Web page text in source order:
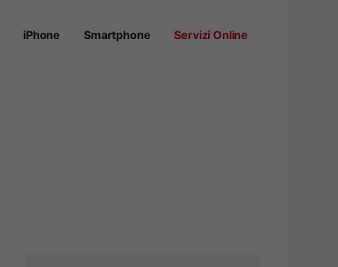
iPhone Smartphone Servizi Online